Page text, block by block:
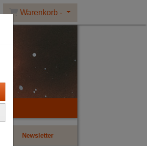
Warenkorb -
Newsletter